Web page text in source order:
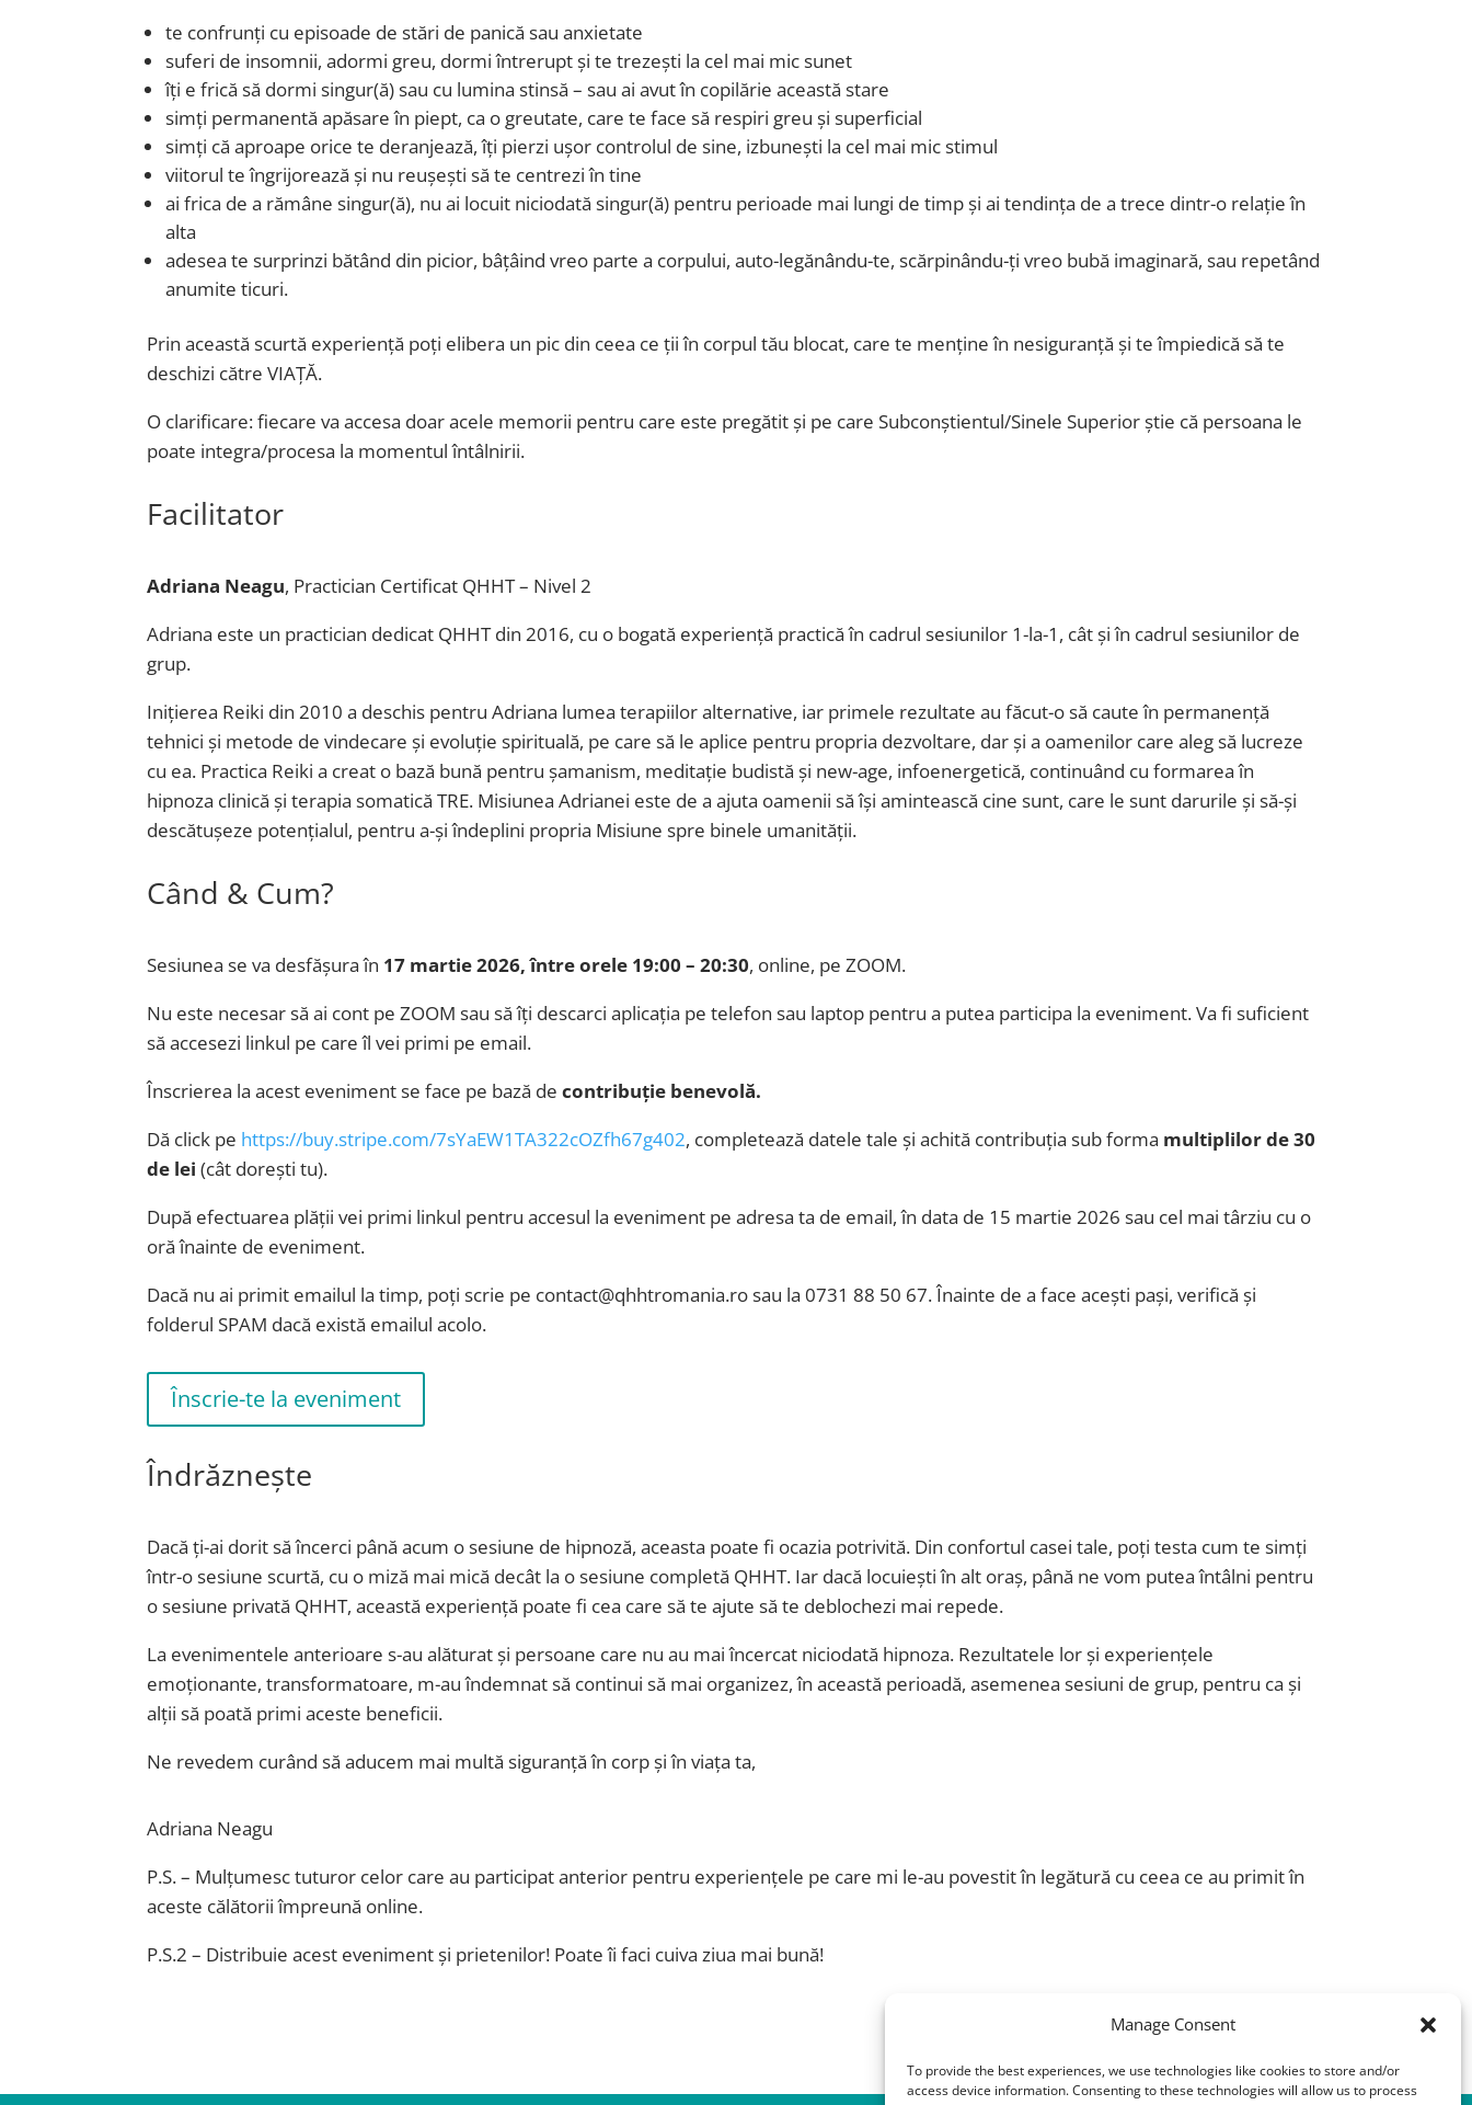
Manage Consent
To provide the best experiences, we use technologies like cookies to store and/or
access device information. Consenting to these technologies will allow us to process
te confrunți cu episoade de stări de panică sau anxietate
suferi de insomnii, adormi greu, dormi întrerupt și te trezești la cel mai mic sunet
îți e frică să dormi singur(ă) sau cu lumina stinsă – sau ai avut în copilărie această stare
simți permanentă apăsare în piept, ca o greutate, care te face să respiri greu și superficial
simți că aproape orice te deranjează, îți pierzi ușor controlul de sine, izbunești la cel mai mic stimul
viitorul te îngrijorează și nu reușești să te centrezi în tine
ai frica de a rămâne singur(ă), nu ai locuit niciodată singur(ă) pentru perioade mai lungi de timp și ai tendința de a trece dintr-o relație în
alta
adesea te surprinzi bătând din picior, bâțâind vreo parte a corpului, auto-legănându-te, scărpinându-ți vreo bubă imaginară, sau repetând
anumite ticuri.
Prin această scurtă experiență poți elibera un pic din ceea ce ții în corpul tău blocat, care te menține în nesiguranță și te împiedică să te
deschizi către VIAȚĂ.
O clarificare: fiecare va accesa doar acele memorii pentru care este pregătit și pe care Subconștientul/Sinele Superior știe că persoana le
poate integra/procesa la momentul întâlnirii.
Facilitator
Adriana Neagu, Practician Certificat QHHT – Nivel 2
Adriana este un practician dedicat QHHT din 2016, cu o bogată experiență practică în cadrul sesiunilor 1-la-1, cât și în cadrul sesiunilor de
grup.
Inițierea Reiki din 2010 a deschis pentru Adriana lumea terapiilor alternative, iar primele rezultate au făcut-o să caute în permanență
tehnici și metode de vindecare și evoluție spirituală, pe care să le aplice pentru propria dezvoltare, dar și a oamenilor care aleg să lucreze
cu ea. Practica Reiki a creat o bază bună pentru șamanism, meditație budistă și new-age, infoenergetică, continuând cu formarea în
hipnoza clinică și terapia somatică TRE. Misiunea Adrianei este de a ajuta oamenii să își amintească cine sunt, care le sunt darurile și să-și
descătușeze potențialul, pentru a-și îndeplini propria Misiune spre binele umanității.
Când & Cum?
Sesiunea se va desfășura în 17 martie 2026, între orele 19:00 – 20:30, online, pe ZOOM.
Nu este necesar să ai cont pe ZOOM sau să îți descarci aplicația pe telefon sau laptop pentru a putea participa la eveniment. Va fi suficient
să accesezi linkul pe care îl vei primi pe email.
Înscrierea la acest eveniment se face pe bază decontribuție benevolă.
Dă click pe https://buy.stripe.com/7sYaEW1TA322cOZfh67g402, completează datele tale și achită contribuția sub forma multiplilor de 30
de lei (cât dorești tu).
După efectuarea plății vei primi linkul pentru accesul la eveniment pe adresa ta de email, în data de 15 martie 2026 sau cel mai târziu cu o
oră înainte de eveniment.
Dacă nu ai primit emailul la timp, poți scrie pe contact@qhhtromania.ro sau la 0731 88 50 67. Înainte de a face acești pași, verifică și
folderul SPAM dacă există emailul acolo.
Înscrie-te la eveniment
Îndrăznește
Dacă ți-ai dorit să încerci până acum o sesiune de hipnoză, aceasta poate fi ocazia potrivită. Din confortul casei tale, poți testa cum te simți
într-o sesiune scurtă, cu o miză mai mică decât la o sesiune completă QHHT. Iar dacă locuiești în alt oraș, până ne vom putea întâlni pentru
o sesiune privată QHHT, această experiență poate fi cea care să te ajute să te deblochezi mai repede.
La evenimentele anterioare s-au alăturat și persoane care nu au mai încercat niciodată hipnoza. Rezultatele lor și experiențele
emoționante, transformatoare, m-au îndemnat să continui să mai organizez, în această perioadă, asemenea sesiuni de grup, pentru ca și
alții să poată primi aceste beneficii.
Ne revedem curând să aducem mai multă siguranță în corp și în viața ta,
Adriana Neagu
P.S. – Mulțumesc tuturor celor care au participat anterior pentru experiențele pe care mi le-au povestit în legătură cu ceea ce au primit în
aceste călătorii împreună online.
P.S.2 – Distribuie acest eveniment și prietenilor! Poate îi faci cuiva ziua mai bună!